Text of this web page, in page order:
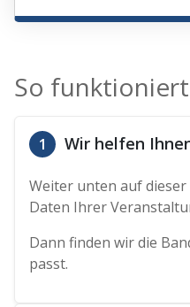
So
1 Wir helfen
Weiter unten auf dieser
Daten Ihrer
Dann finden wir die
passt.